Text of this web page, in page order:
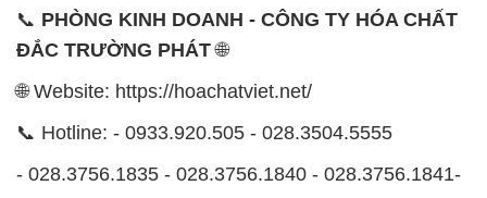
📞 PHÒNG KINH DOANH - CÔNG TY HÓA CHẤT
ĐẮC TRƯỜNG PHÁT🌐
🌐 Website: https://hoachatviet.net/
📞 Hotline: - 0933.920.505 - 028.3504.5555
- 028.3756.1835 - 028.3756.1840 - 028.3756.1841-